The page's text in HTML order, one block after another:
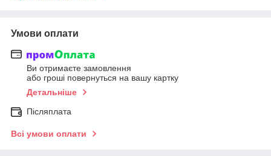
Умови оплати
Ви отримаєте замовлення
або гроші повернуться на вашу картку
Детальніше
Післяплата
Всі умови оплати